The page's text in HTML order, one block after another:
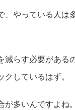
やっている人は
らす必要がある
しているはず。
多いんですよね